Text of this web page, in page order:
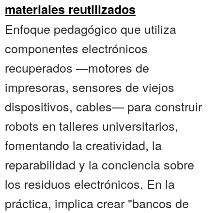
materiales reutilizados
Enfoque pedagógico que utiliza
componentes electrónicos
recuperados —motores de
impresoras, sensores de viejos
dispositivos, cables— para construir
robots en talleres universitarios,
fomentando la creatividad, la
reparabilidad y la conciencia sobre
los residuos electrónicos. En la
práctica, implica crear "bancos de